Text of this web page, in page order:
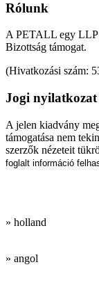
Rólunk
A PETALL egy LLP
Bizottság támogat.
(Hivatkozási szám:
Jogi nyilatkozat
A jelen kiadvány
támogatása nem
szerzők nézeteit
foglalt információ
» holland
» angol